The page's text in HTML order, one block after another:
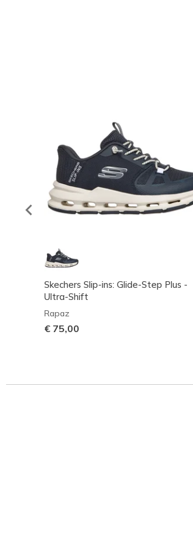
Skechers Slip-ins: Glide-Step Plus -
Ultra-Shift
Rapaz
€ 75,00